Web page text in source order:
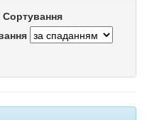
Сортування